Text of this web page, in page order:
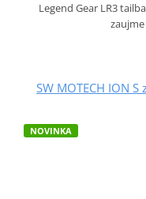
Legend Gear LR3
SW MOTECH ION
NOVINKA